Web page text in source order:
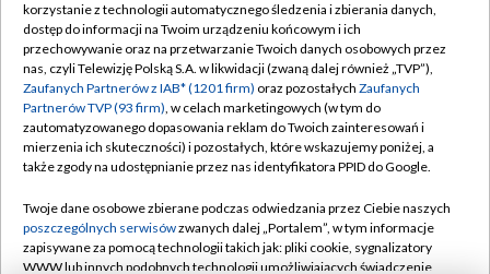
TVP
Abonament TVP
Emisja w TVP
Centrum informacji TVP
Naziemna Telewizja Cyfrowa
Rada Programowa
System NOS
Regulamin TVP
Polityka prywatności
Moje zgody
Pomoc
Kontakt
korzystanie z technologii automatycznego śledzenia i zbierania danych,
dostęp do informacji na Twoim urządzeniu końcowym i ich
przechowywanie oraz na przetwarzanie Twoich danych osobowych przez
nas, czyli Telewizję Polską S.A. w likwidacji (zwaną dalej również „TVP”),
Zaufanych Partnerów z IAB* (1201 firm) oraz pozostałych Zaufanych
Partnerów TVP (93 firm), w celach marketingowych (w tym do
zautomatyzowanego dopasowania reklam do Twoich zainteresowań i
mierzenia ich skuteczności) i pozostałych, które wskazujemy poniżej, a
także zgody na udostępnianie przez nas identyfikatora PPID do Google.
Twoje dane osobowe zbierane podczas odwiedzania przez Ciebie naszych
poszczególnych serwisówzwanych dalej „Portalem”, w tym informacje
zapisywane za pomocą technologii takich jak: pliki cookie, sygnalizatory
WWW lub innych podobnych technologii umożliwiających świadczenie